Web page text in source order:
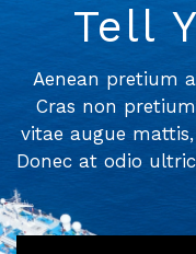
Tell
Aenean pretium
Cras non
vitae augue
Donec at odio